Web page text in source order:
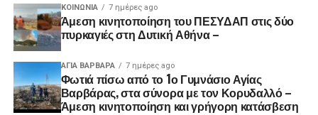
ΚΟΙΝΩΝΊΑ 7 ημέρες ago
Άμεση κινητοποίηση του ΠΕΣΥΔΑΠ στις δύο
πυρκαγιές στη Δυτική Αθήνα –
ΑΓΙΑ ΒΑΡΒΑΡΑ 7 ημέρες ago
Φωτιά πίσω από το 1ο Γυμνάσιο Αγίας
Βαρβάρας, στα σύνορα με τον Κορυδαλλό –
Άμεση κινητοποίηση και γρήγορη κατάσβεση